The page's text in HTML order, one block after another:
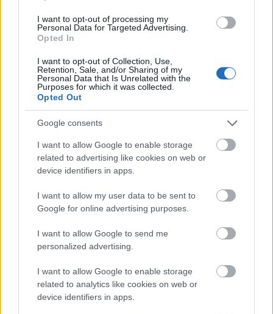
I want to opt-out of processing my
Personal Data for Targeted Advertising.
Opted In
I want to opt-out of Collection, Use,
Retention, Sale, and/or Sharing of my
Personal Data that Is Unrelated with the
Purposes for which it was collected.
Opted Out
Google consents
I want to allow Google to enable storage
related to advertising like cookies on web or
device identifiers in apps.
I want to allow my user data to be sent to
Google for online advertising purposes.
I want to allow Google to send me
personalized advertising.
I want to allow Google to enable storage
related to analytics like cookies on web or
device identifiers in apps.
alkalommal le kell csipogtatni, ami leveszi a
megfelelő összeget, ez az átszállások számával
lehet a sofőrtől jegyet venni, így vagy leszáll az
ember és keres egy kártyatöltő automatát, vagy
valaki más kártyáját húzza le. Sokszor hallani az
utasokhoz intézett hangos kéréseket a buszon, hogy
valaki adja oda a kártyáját. A törökök rendkívül
Lehetőségem volt más városokba is ellátogatni a
gyakorlatom alatt, melyekben ugyanez a városi
Edirnébe, Usakba és Pamukkáléba pedig távolsági
busszal, ugyanis a vonat nagyon kevés várost köt
össze az országban. Izmirből repülővel jöttem vissza
Isztambulba,a belföldi légiközlekedés jól
szervezett, ám ha nem vesszük meg jó előre a
jegyet, akkor annyiba is kerülhet, mintha
hazarepülnénk. A vidéki városok tömegközlekedését
látva mégiscsak úgy ítélem meg, hogy Isztambul
közösségi közlekedése kimagasló.